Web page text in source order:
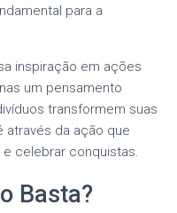
para a
inspiração em ações
um pensamento
transformem suas
através da ação que
celebrar conquistas.
Basta?